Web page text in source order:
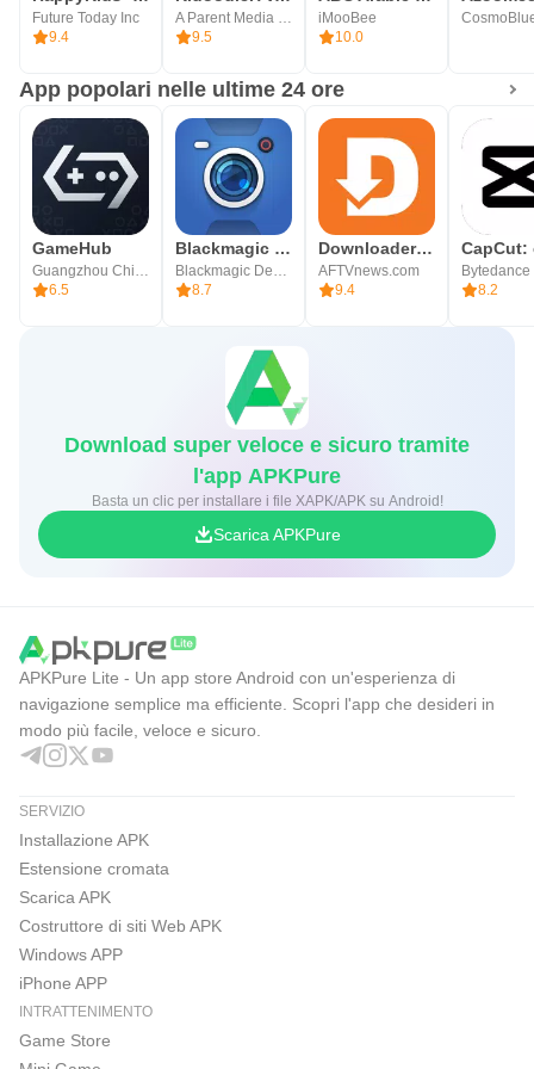
Future Today Inc
9.4
A Parent Media Co. Inc.
9.5
iMooBee
10.0
App popolari nelle ultime 24 ore
GameHub
Guangzhou Chicken Run Network Technology Co.,Ltd.
6.5
Blackmagic Camera
Blackmagic Design Inc.
8.7
Downloader by AFTVnews
AFTVnews.com
9.4
8.2
Download super veloce e sicuro tramite
l'app APKPure
Basta un clic per installare i file XAPK/APK su Android!
Scarica APKPure
APKPure Lite - Un app store Android con un'esperienza di
navigazione semplice ma efficiente. Scopri l'app che desideri in
modo più facile, veloce e sicuro.
SERVIZIO
Installazione APK
Estensione cromata
Scarica APK
Costruttore di siti Web APK
Windows APP
iPhone APP
INTRATTENIMENTO
Game Store